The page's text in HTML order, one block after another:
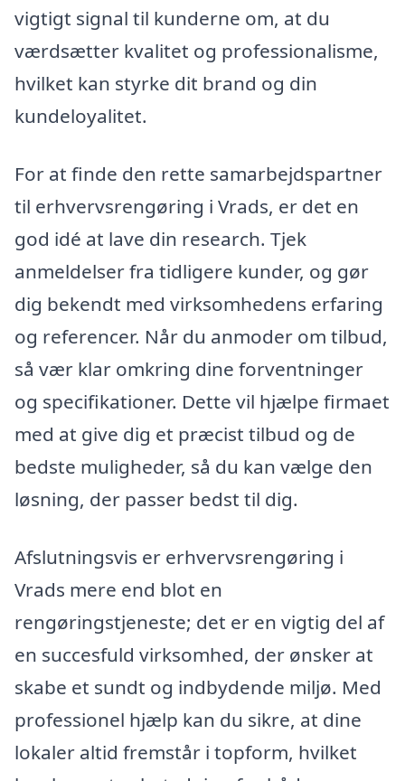
vigtigt signal til kunderne om, at du
værdsætter kvalitet og professionalisme,
hvilket kan styrke dit brand og din
kundeloyalitet.
For at finde den rette samarbejdspartner
til erhvervsrengøring i Vrads, er det en
god idé at lave din research. Tjek
anmeldelser fra tidligere kunder, og gør
dig bekendt med virksomhedens erfaring
og referencer. Når du anmoder om tilbud,
så vær klar omkring dine forventninger
og specifikationer. Dette vil hjælpe firmaet
med at give dig et præcist tilbud og de
bedste muligheder, så du kan vælge den
løsning, der passer bedst til dig.
Afslutningsvis er erhvervsrengøring i
Vrads mere end blot en
rengøringstjeneste; det er en vigtig del af
en succesfuld virksomhed, der ønsker at
skabe et sundt og indbydende miljø. Med
professionel hjælp kan du sikre, at dine
lokaler altid fremstår i topform, hvilket